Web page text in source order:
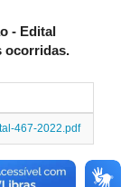
- Edital
ocorridas.
467-2022.pdf